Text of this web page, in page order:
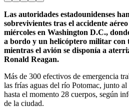
Las autoridades estadounidenses
sobrevivientes tras el accidente
miércoles en Washington D.C.,
a bordo y un helicóptero militar con
mientras el avión se disponía a
Ronald Reagan.
Más de 300 efectivos de emergencia
las frías aguas del río Potomac, junto
hasta el momento 28 cuerpos, según
de la ciudad.